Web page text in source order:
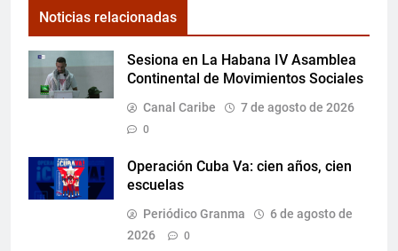
Noticias relacionadas
Sesiona en La Habana IV Asamblea
Continental de Movimientos Sociales
Canal Caribe 7 de agosto de 2026
0
Operación Cuba Va: cien años, cien
escuelas
Periódico Granma
6 de agosto de
2026
0